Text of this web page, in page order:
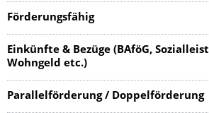
Förderungsfähig
Einkünfte & Bezüge (BAföG,
Wohngeld etc.)
Parallelförderung / Doppelförderung